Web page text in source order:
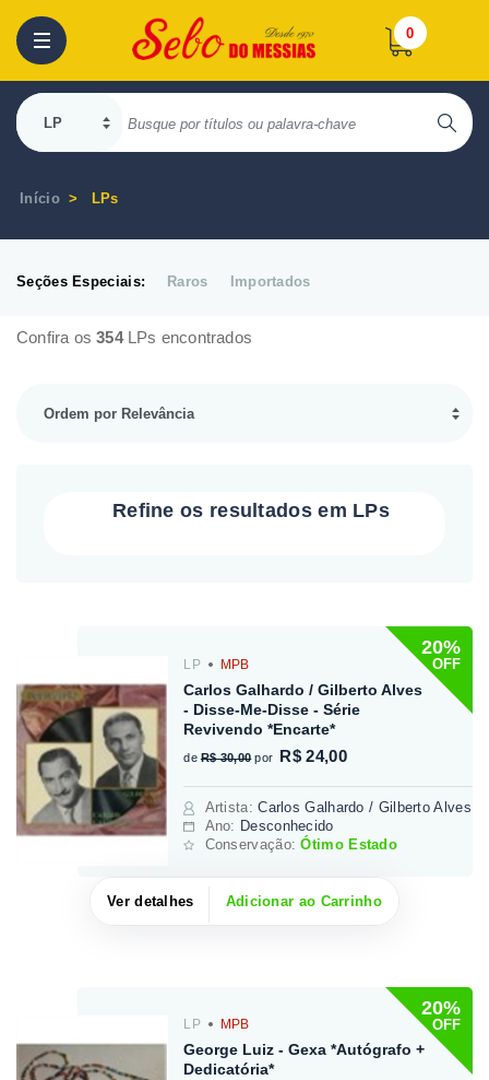
0
Início LPs
Seções Especiais: Raros Importados
Confira os354LPs encontrados
Refine os resultados em LPs
20%
OFF
LP MPB
Carlos Galhardo / Gilberto Alves
- Disse-Me-Disse - Série
Revivendo *Encarte*
de R$ 30,00 por R$ 24,00
Artista:Carlos Galhardo / Gilberto Alves
Ano: Desconhecido
Conservação:Ótimo Estado
Ver detalhes Adicionar ao Carrinho
20%
OFF
LP MPB
George Luiz - Gexa *Autógrafo +
Dedicatória*